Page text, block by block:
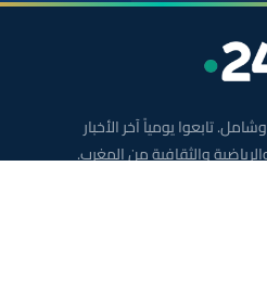
تابعوا يومياً آخر الأخبار
والثقافية من المغرب.